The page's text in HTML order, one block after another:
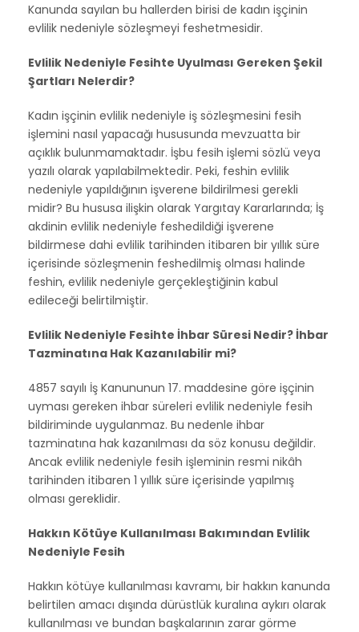
Kanunda sayılan bu hallerden birisi de kadın işçinin
evlilik nedeniyle sözleşmeyi feshetmesidir.
Evlilik Nedeniyle Fesihte Uyulması Gereken Şekil
Şartları Nelerdir?
Kadın işçinin evlilik nedeniyle iş sözleşmesini fesih
işlemini nasıl yapacağı hususunda mevzuatta bir
açıklık bulunmamaktadır. İşbu fesih işlemi sözlü veya
yazılı olarak yapılabilmektedir. Peki, feshin evlilik
nedeniyle yapıldığının işverene bildirilmesi gerekli
midir? Bu hususa ilişkin olarak Yargıtay Kararlarında; İş
akdinin evlilik nedeniyle feshedildiği işverene
bildirmese dahi evlilik tarihinden itibaren bir yıllık süre
içerisinde sözleşmenin feshedilmiş olması halinde
feshin, evlilik nedeniyle gerçekleştiğinin kabul
edileceği belirtilmiştir.
Evlilik Nedeniyle Fesihte İhbar Süresi Nedir? İhbar
Tazminatına Hak Kazanılabilir mi?
4857 sayılı İş Kanununun 17. maddesine göre işçinin
uyması gereken ihbar süreleri evlilik nedeniyle fesih
bildiriminde uygulanmaz. Bu nedenle ihbar
tazminatına hak kazanılması da söz konusu değildir.
Ancak evlilik nedeniyle fesih işleminin resmi nikâh
tarihinden itibaren 1 yıllık süre içerisinde yapılmış
olması gereklidir.
Hakkın Kötüye Kullanılması Bakımından Evlilik
Nedeniyle Fesih
Hakkın kötüye kullanılması kavramı, bir hakkın kanunda
belirtilen amacı dışında dürüstlük kuralına aykırı olarak
kullanılması ve bundan başkalarının zarar görme